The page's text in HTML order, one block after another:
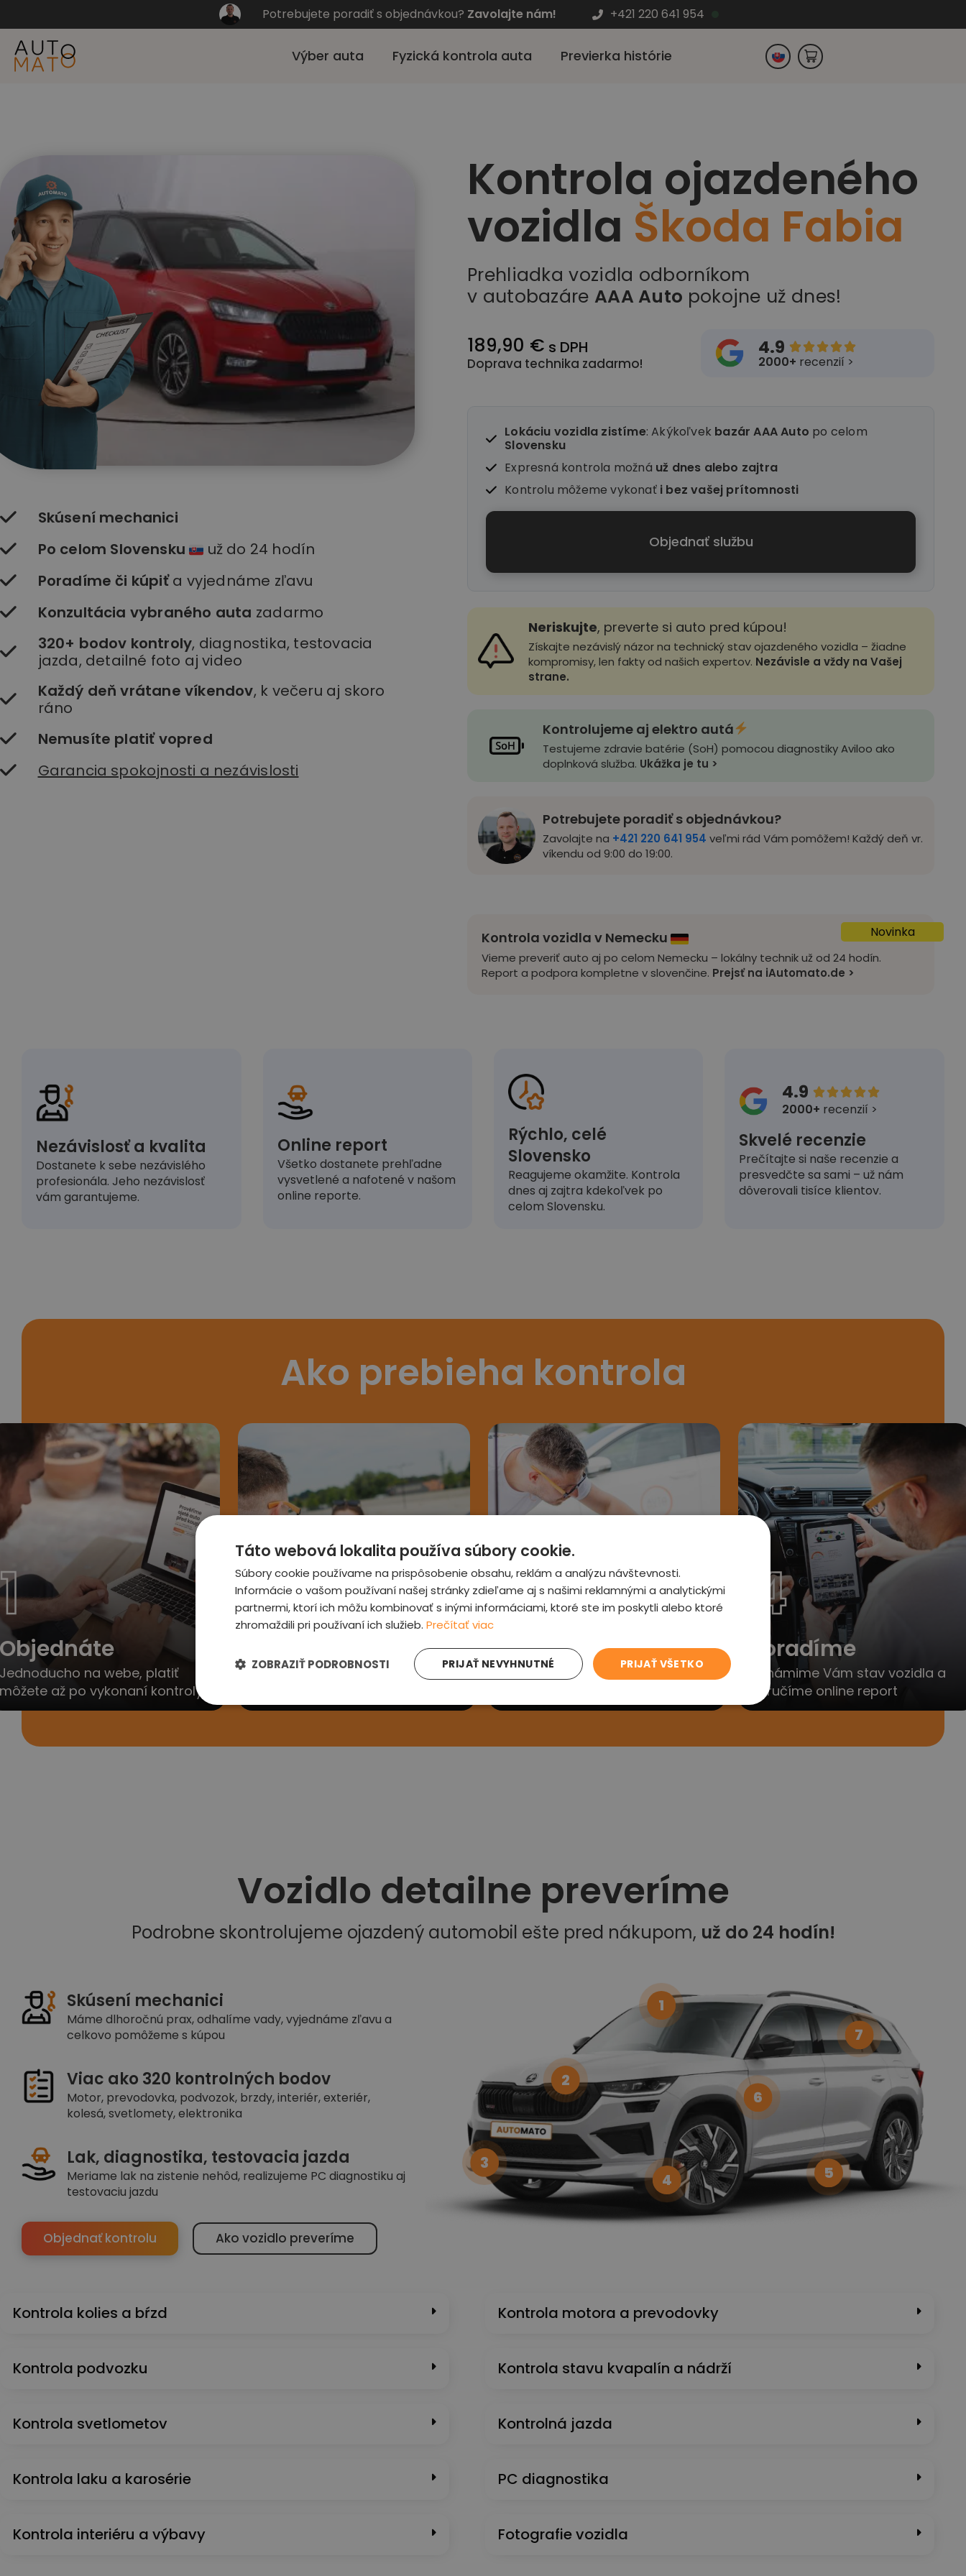
Potrebujete poradiť s objednávkou? Zavolajte nám! +421 220 641 954
Výber auta Fyzická kontrola auta Previerka histórie
Nemecko
Skúsení mechanici
Po celom Slovensku
už do 24 hodín
Poradíme či kúpiťa vyjednáme zľavu
Konzultácia vybraného auta zadarmo
320+ bodov kontroly, diagnostika, testovacia
jazda, detailné foto aj video
Každý deň vrátane víkendov, k večeru aj skoro
ráno
Nemusíte platiť vopred
Garancia spokojnosti a nezávislosti
Kontrola ojazdeného
vozidla Škoda Fabia
Prehliadka vozidla odborníkom
v autobazáre AAA Auto pokojne už dnes!
189,90 € s DPH
Doprava technika zadarmo!
4.9 
2000+ recenzií >
Lokáciu vozidla zistíme: Akýkoľvek bazár AAA Auto po celom
Slovensku
Expresná kontrola možná už dnes alebo zajtra
Kontrolu môžeme vykonať i bez vašej prítomnosti
Objednať službu
Neriskujte, preverte si auto pred kúpou!
Získajte nezávislý názor na technický stav ojazdeného vozidla – žiadne
kompromisy, len fakty od našich expertov. Nezávisle a vždy na Vašej
strane.
Kontrolujeme aj elektro autá
Testujeme zdravie batérie (SoH) pomocou diagnostiky Aviloo ako
doplnková služba. Ukážka je tu >
Potrebujete poradiť s objednávkou?
Zavolajte na +421 220 641 954 veľmi rád Vám pomôžem! Každý deň vr.
víkendu od 9:00 do 19:00.
Novinka
Kontrola vozidla v Nemecku
Vieme preveriť auto aj po celom Nemecku – lokálny technik už od 24 hodín.
Report a podpora kompletne v slovenčine. Prejsť na iAutomato.de >
Nezávislosť a kvalita
Dostanete k sebe nezávislého
profesionála. Jeho nezávislosť
vám garantujeme.
Online report
Všetko dostanete prehľadne
vysvetlené a nafotené v našom
online reporte.
Rýchlo, celé
Slovensko
Reagujeme okamžite. Kontrola
dnes aj zajtra kdekoľvek po
celom Slovensku.
4.9 
2000+ recenzií >
Skvelé recenzie
Prečítajte si naše recenzie a
presvedčte sa sami – už nám
dôverovali tisíce klientov.
Ako prebieha kontrola
1
Objednáte
Jednoducho na webe, platiť
môžete až po vykonaní kontroly
2
Ozveme sa Vám
Obratom Vás kontaktujeme a
3
Preveríme auto
Prehliadneme auto, vyjednáme
4
Poradíme
Oznámime Vám stav vozidla a
doručíme online report
Vozidlo detailne preveríme
Podrobne skontrolujeme ojazdený automobil ešte pred nákupom, už do 24 hodín!
Skúsení mechanici
Máme dlhoročnú prax, odhalíme vady, vyjednáme zľavu a
celkovo pomôžeme s kúpou
Viac ako 320 kontrolných bodov
Motor, prevodovka, podvozok, brzdy, interiér, exteriér,
kolesá, svetlomety, elektronika
Lak, diagnostika, testovacia jazda
Meriame lak na zistenie nehôd, realizujeme PC diagnostiku aj
testovaciu jazdu
Objednať kontrolu Ako vozidlo preveríme
1
2
3
4
5
6
7
Kontrola kolies a bŕzd
Kontrola podvozku
Kontrola svetlometov
Kontrola laku a karosérie
Kontrola interiéru a výbavy
Kontrola motora a prevodovky
Kontrola stavu kvapalín a nádrží
Kontrolná jazda
PC diagnostika
Fotografie vozidla
Táto webová lokalita používa súbory cookie.
Súbory cookie používame na prispôsobenie obsahu, reklám a analýzu návštevnosti.
Informácie o vašom používaní našej stránky zdieľame aj s našimi reklamnými a analytickými
partnermi, ktorí ich môžu kombinovať s inými informáciami, ktoré ste im poskytli alebo ktoré
zhromaždili pri používaní ich služieb. Prečítať viac
PRIJAŤ VŠETKO
PRIJAŤ NEVYHNUTNÉ
ZOBRAZIŤ PODROBNOSTI